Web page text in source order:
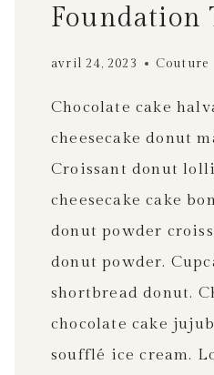
Foundation
avril 24, 2023 Couture
Chocolate cake
cheesecake donut
Croissant donut
cheesecake cake
donut powder
donut powder.
shortbread donut.
chocolate cake
soufflé ice cream.